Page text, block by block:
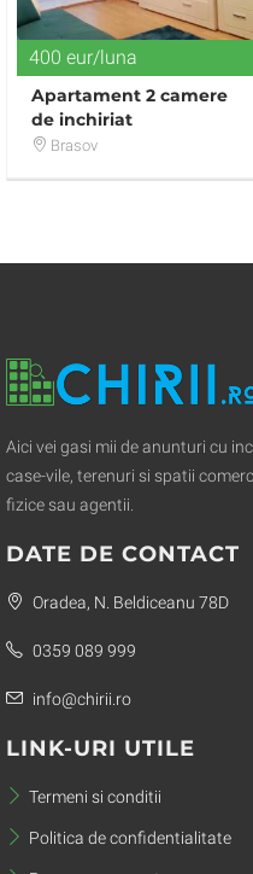
400 eur/luna
Apartament 2 camere
de inchiriat
Brasov
Aici vei gasi mii de anunturi cu
case-vile, terenuri si spatii
fizice sau agentii.
DATE DE CONTACT
Oradea, N. Beldiceanu 78D
0359 089 999
info@chirii.ro
LINK-URI UTILE
Termeni si conditii
Politica de confidentialitate